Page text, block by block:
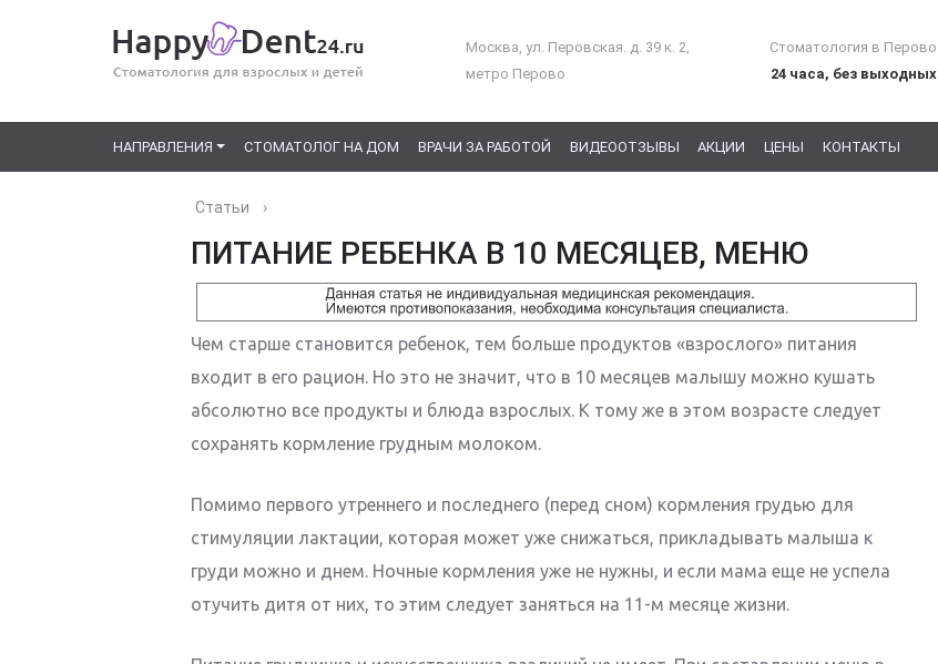
Москва, ул. Перовская. д. 39 к. 2,
метро Перово
Стоматология в Перово
24 часа, без выходных
НАПРАВЛЕНИЯ СТОМАТОЛОГ НА ДОМ ВРАЧИ ЗА РАБОТОЙ ВИДЕООТЗЫВЫ АКЦИИ ЦЕНЫ КОНТАКТЫ
Статьи ›
ПИТАНИЕ РЕБЕНКА В 10 МЕСЯЦЕВ, МЕНЮ
Чем старше становится ребенок, тем больше продуктов «взрослого» питания
входит в его рацион. Но это не значит, что в 10 месяцев малышу можно кушать
абсолютно все продукты и блюда взрослых. К тому же в этом возрасте следует
сохранять кормление грудным молоком.
Помимо первого утреннего и последнего (перед сном) кормления грудью для
стимуляции лактации, которая может уже снижаться, прикладывать малыша к
груди можно и днем. Ночные кормления уже не нужны, и если мама еще не успела
отучить дитя от них, то этим следует заняться на 11-м месяце жизни.